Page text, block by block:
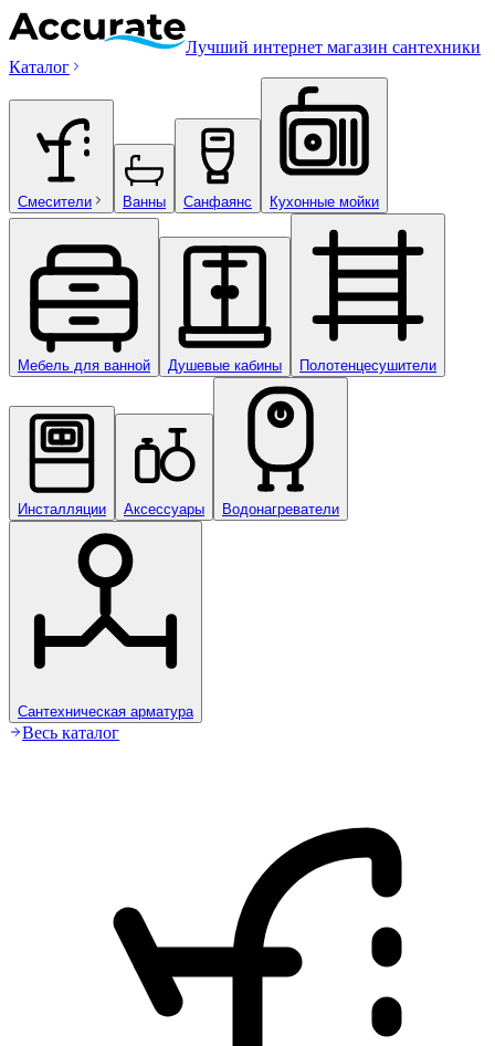
Лучший интернет магазин сантехники
Каталог
Смесители Ванны Санфаянс Кухонные мойки
Мебель для ванной Душевые кабины Полотенцесушители
Инсталляции Аксессуары Водонагреватели
Сантехническая арматура
Весь каталог